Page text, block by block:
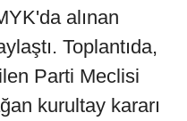
alınan
Toplantıda,
Parti Meclisi
kurultay kararı